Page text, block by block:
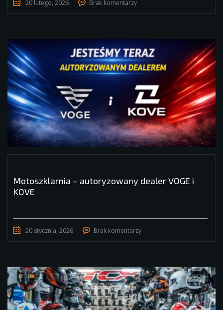
20 lutego, 2026 Brak komentarzy
Motoszklarnia – autoryzowany dealer VOGE i
KOVE
20 stycznia, 2026 Brak komentarzy